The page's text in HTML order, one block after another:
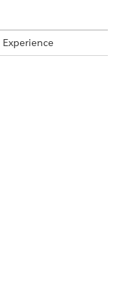
Experience
履行のために重要な
します。
員から次の詳細を取
レコードが含まれる
パスワードレコード